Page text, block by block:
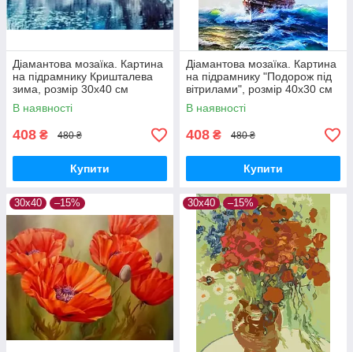
Діамантова мозаїка. Картина
на підрамнику Кришталева
зима, розмір 30х40 см
В наявності
408 ₴ 480 ₴
Купити
Діамантова мозаїка. Картина
на підрамнику "Подорож під
вітрилами", розмір 40х30 см
В наявності
408 ₴ 480 ₴
Купити
30х40 –15% 30х40 –15%